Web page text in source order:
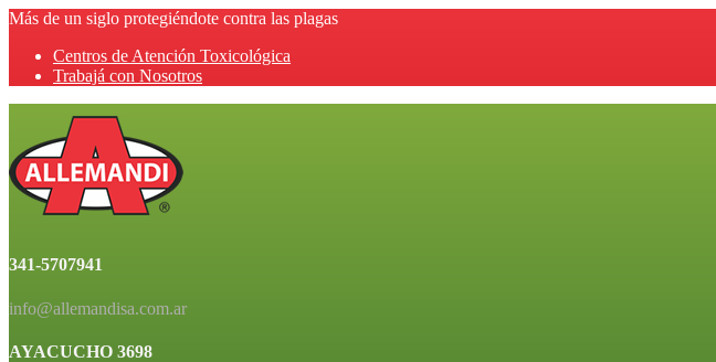
Más de un siglo protegiéndote contra las plagas
Centros de Atención Toxicológica
Trabajá con Nosotros
341-5707941
info@allemandisa.com.ar
AYACUCHO 3698